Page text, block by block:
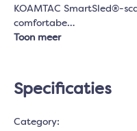
KOAMTAC SmartSled®-
comfortabe…
Toon meer
Specificaties
Category: